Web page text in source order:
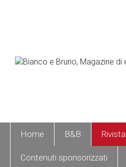
Home B&B Rivista
Contenuti sponsorizzati